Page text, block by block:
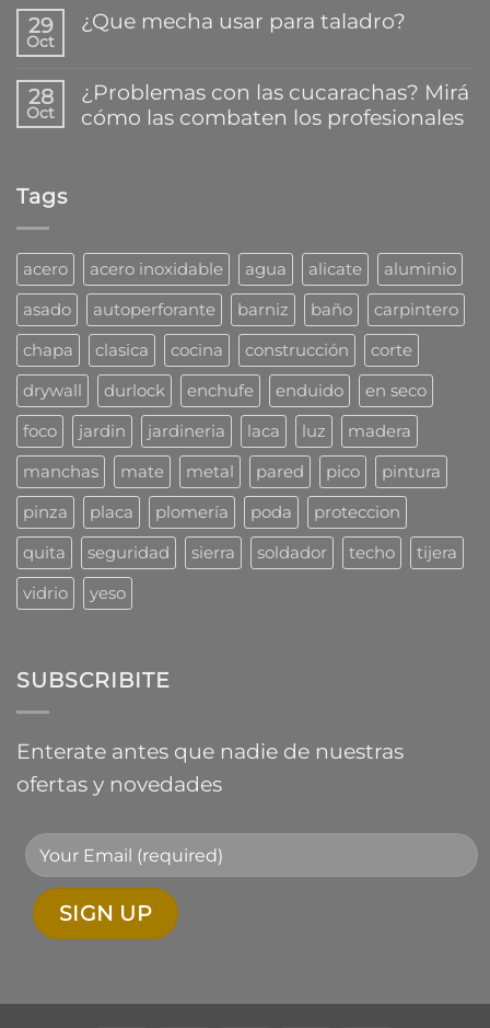
secreto
para
reparar
plásticos
en
hay
comentarios
la
nueva
29
Oct
¿Que mecha usar para taladro?
comentarios
en
¿Que
28
Oct
¿Problemas con las cucarachas? Mirá
cómo las combaten los profesionales
cucarachas?
Mirá
cómo
las
combaten
los
profesionales
Tags
acero acero inoxidable agua alicate
aluminio
asado
autoperforante barniz baño
carpintero
chapa
clasica cocina construcción
corte
drywall
durlock enchufe enduido
en seco
foco
jardin jardineria laca luz
madera
manchas
mate metal pared pico
pintura
pinza
placa plomería poda
proteccion
quita
seguridad sierra soldador techo
tijera
vidrio
yeso
SUBSCRIBITE
Enterate antes que nadie de nuestras
ofertas y novedades